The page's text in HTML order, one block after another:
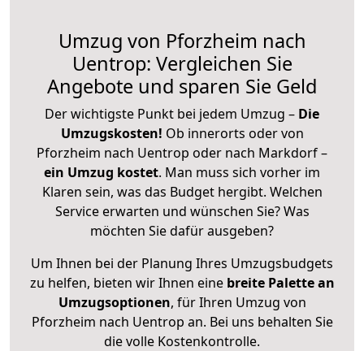
Umzug von Pforzheim nach
Uentrop: Vergleichen Sie
Angebote und sparen Sie Geld
Der wichtigste Punkt bei jedem Umzug – Die
Umzugskosten! Ob innerorts oder von
Pforzheim nach Uentrop oder nach Markdorf –
ein Umzug kostet. Man muss sich vorher im
Klaren sein, was das Budget hergibt. Welchen
Service erwarten und wünschen Sie? Was
möchten Sie dafür ausgeben?
Um Ihnen bei der Planung Ihres Umzugsbudgets
zu helfen, bieten wir Ihnen eine breite Palette an
Umzugsoptionen, für Ihren Umzug von
Pforzheim nach Uentrop an. Bei uns behalten Sie
die volle Kostenkontrolle.